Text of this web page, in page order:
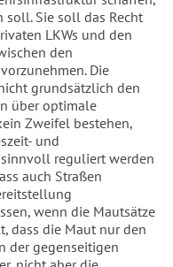
Sie soll das Recht
LKWs und den
den
Die
grundsätzlich den
über optimale
Zweifel bestehen,
und
reguliert werden
auch Straßen
wenn die Mautsätze
dass die Maut nur den
der gegenseitigen